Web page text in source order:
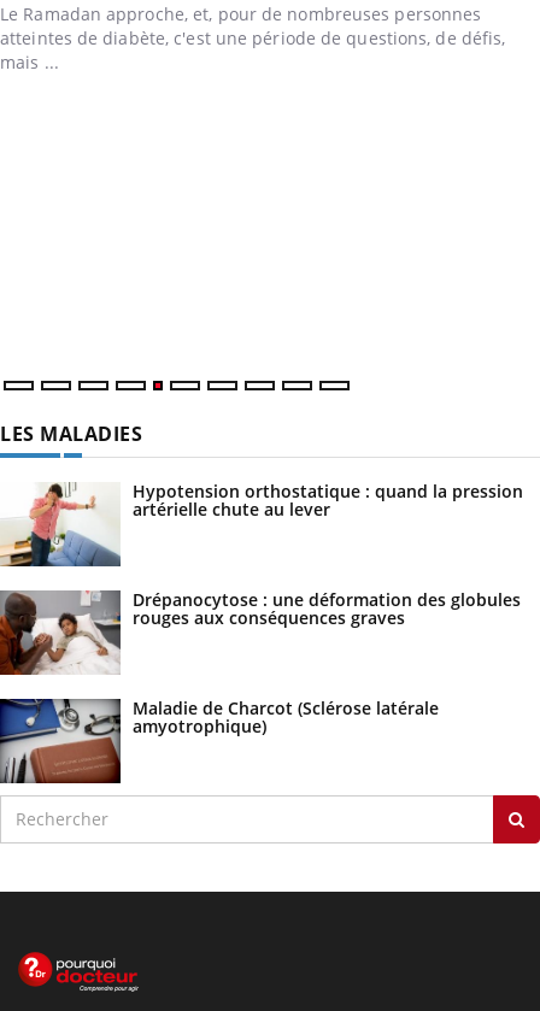
Le Ramadan approche, et, pour de nombreuses personnes
atteintes de diabète, c'est une période de questions, de défis,
mais ...
LES MALADIES
Hypotension orthostatique : quand la pression
artérielle chute au lever
Drépanocytose : une déformation des globules
rouges aux conséquences graves
Maladie de Charcot (Sclérose latérale
amyotrophique)